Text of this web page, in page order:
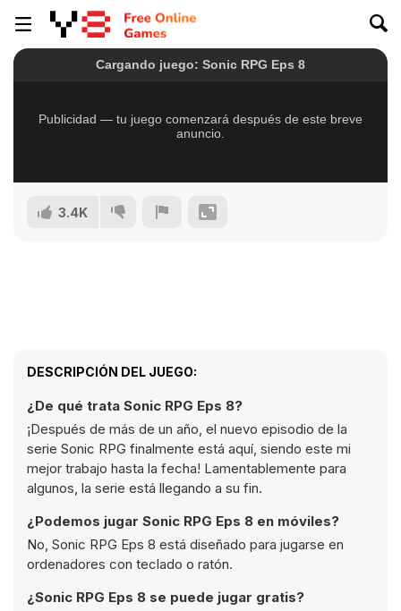
3.4K
DESCRIPCIÓN DEL JUEGO:
¿De qué trata Sonic RPG Eps 8?
¡Después de más de un año, el nuevo episodio de la
serie Sonic RPG finalmente está aquí, siendo este mi
mejor trabajo hasta la fecha! Lamentablemente para
algunos, la serie está llegando a su fin.
¿Podemos jugar Sonic RPG Eps 8 en móviles?
No, Sonic RPG Eps 8 está diseñado para jugarse en
ordenadores con teclado o ratón.
¿Sonic RPG Eps 8 se puede jugar gratis?